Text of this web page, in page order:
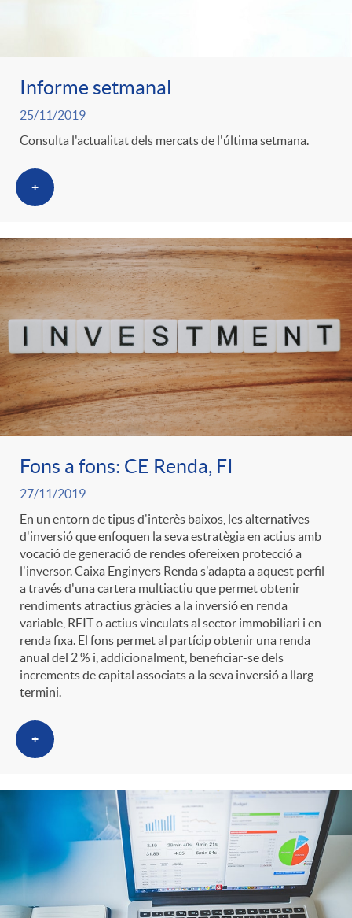
Informe setmanal
25/11/2019
Consulta l'actualitat dels mercats de l'última setmana.
+
Fons a fons: CE Renda, FI
27/11/2019
En un entorn de tipus d'interès baixos, les alternatives
d'inversió que enfoquen la seva estratègia en actius amb
vocació de generació de rendes ofereixen protecció a
l'inversor. Caixa Enginyers Renda s'adapta a aquest perfil
a través d'una cartera multiactiu que permet obtenir
rendiments atractius gràcies a la inversió en renda
variable, REIT o actius vinculats al sector immobiliari i en
renda fixa. El fons permet al partícip obtenir una renda
anual del 2 % i, addicionalment, beneficiar-se dels
increments de capital associats a la seva inversió a llarg
termini.
+